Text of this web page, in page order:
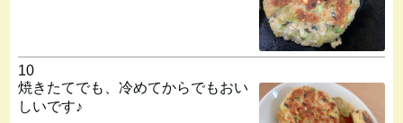
10
焼きたてでも、冷めてからでもおい
しいです♪